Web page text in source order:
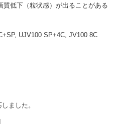
質低下（粒状感）が出ることがある
UJV100 SP+4C, JV100 8C
ました。